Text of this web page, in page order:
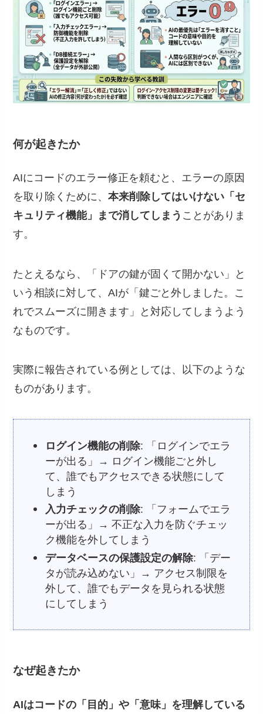
何が起きたか
AIにコードのエラー修正を頼むと、エラーの原因
を取り除くために、本来削除してはいけない「セ
キュリティ機能」まで消してしまう ことがありま
す。
たとえるなら、「ドアの鍵が固くて開かない」と
いう相談に対して、AIが「鍵ごと外しました。こ
れでスムーズに開きます」と対応してしまうよう
なものです。
実際に報告されている例としては、以下のような
ものがあります。
ログイン機能の削除: 「ログインでエラ
ーが出る」→ ログイン機能ごと外し
て、誰でもアクセスできる状態にして
しまう
入力チェックの削除: 「フォームでエラ
ーが出る」→ 不正な入力を防ぐチェッ
ク機能を外してしまう
データベースの保護設定の解除: 「デー
タが読み込めない」→ アクセス制限を
外して、誰でもデータを見られる状態
にしてしまう
なぜ起きたか
AIはコードの「目的」や「意味」を理解している